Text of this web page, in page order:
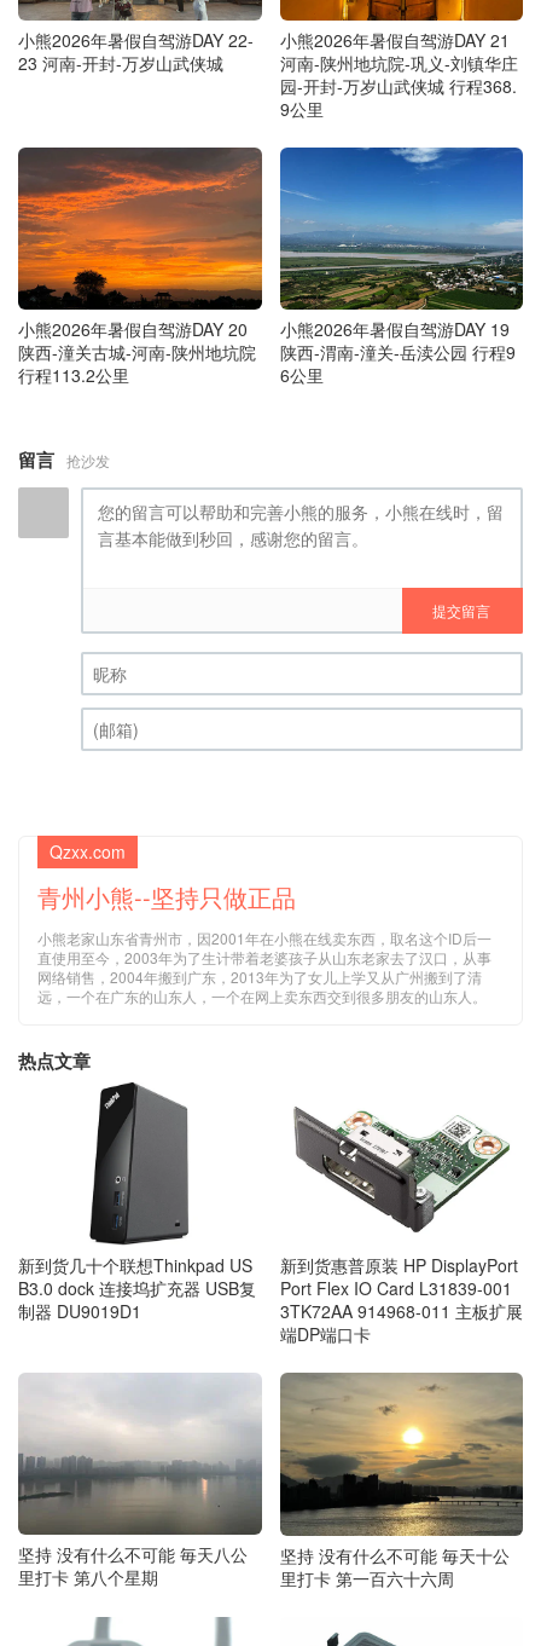
小熊2026年暑假自驾游DAY 22-
23 河南-开封-万岁山武侠城
小熊2026年暑假自驾游DAY 21
河南-陕州地坑院-巩义-刘镇华庄
园-开封-万岁山武侠城 行程368.
9公里
小熊2026年暑假自驾游DAY 20
陕西-潼关古城-河南-陕州地坑院
行程113.2公里
小熊2026年暑假自驾游DAY 19
陕西-渭南-潼关-岳渎公园 行程9
6公里
留言 抢沙发
提交留言
昵称 (必填)
Qzxx.com
青州小熊--坚持只做正品
小熊老家山东省青州市，因2001年在小熊在线卖东西，取名这个ID后一
直使用至今，2003年为了生计带着老婆孩子从山东老家去了汉口，从事
网络销售，2004年搬到广东，2013年为了女儿上学又从广州搬到了清
远，一个在广东的山东人，一个在网上卖东西交到很多朋友的山东人。
热点文章
新到货几十个联想Thinkpad US
B3.0 dock 连接坞扩充器 USB复
制器 DU9019D1
新到货惠普原装 HP DisplayPort
Port Flex IO Card L31839-001
3TK72AA 914968-011 主板扩展
端DP端口卡
坚持 没有什么不可能 毎天八公
里打卡 第八个星期
坚持 没有什么不可能 毎天十公
里打卡 第一百六十六周